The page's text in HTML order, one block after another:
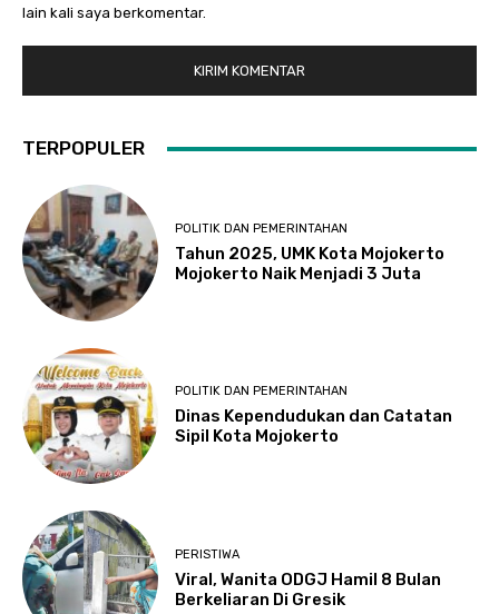
lain kali saya berkomentar.
TERPOPULER
POLITIK DAN PEMERINTAHAN
Tahun 2025, UMK Kota Mojokerto
Mojokerto Naik Menjadi 3 Juta
POLITIK DAN PEMERINTAHAN
Dinas Kependudukan dan Catatan
Sipil Kota Mojokerto
PERISTIWA
Viral, Wanita ODGJ Hamil 8 Bulan
Berkeliaran Di Gresik